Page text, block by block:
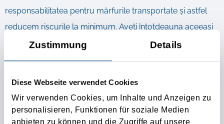
Zustimmung Details
Diese Webseite verwendet Cookies
Wir verwenden Cookies, um Inhalte und Anzeigen zu
personalisieren, Funktionen für soziale Medien
anbieten zu können und die Zugriffe auf unsere
responsabilitatea pentru mărfurile transportate și astfel
reducem riscurile la minimum. Aveți întotdeauna aceeași
persoană de contact pe tot parcursul proiectului, desigur,
în limba dvs. maternă. În acest fel, evităm neînțelegerile și
Pe scurt, Tirolia Spedition oferă un raport preț-
performanță perfect echilibrat. Suntem rapizi, flexibili și